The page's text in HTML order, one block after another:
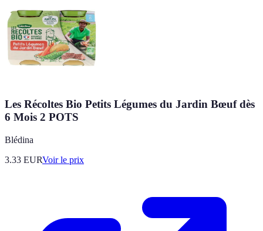
Les Récoltes Bio Petits Légumes du Jardin Bœuf dès
6 Mois 2 POTS
Blédina
3.33 EURVoir le prix